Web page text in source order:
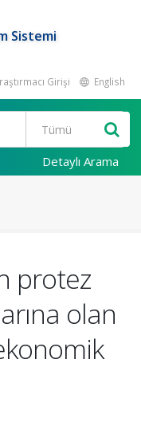
Sistemi
Girişi English
Detaylı Arama
protez
olan